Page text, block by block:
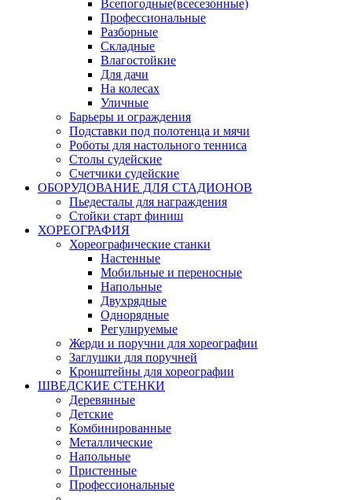
Всепогодные(всесезонные)
Профессиональные
Разборные
Складные
Влагостойкие
Для дачи
На колесах
Уличные
Барьеры и ограждения
Подставки под полотенца и мячи
Роботы для настольного тенниса
Столы судейские
Счетчики судейские
ОБОРУДОВАНИЕ ДЛЯ СТАДИОНОВ
Пьедесталы для награждения
Стойки старт финиш
ХОРЕОГРАФИЯ
Хореографические станки
Настенные
Мобильные и переносные
Напольные
Двухрядные
Однорядные
Регулируемые
Жерди и поручни для хореографии
Заглушки для поручней
Кронштейны для хореографии
ШВЕДСКИЕ СТЕНКИ
Деревянные
Детские
Комбинированные
Металлические
Напольные
Пристенные
Профессиональные